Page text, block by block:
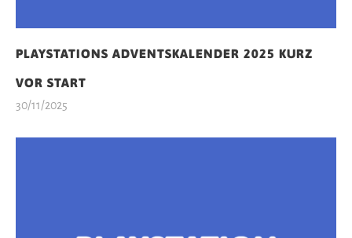
PLAYSTATIONS ADVENTSKALENDER 2025 KURZ
VOR START
30/11/2025